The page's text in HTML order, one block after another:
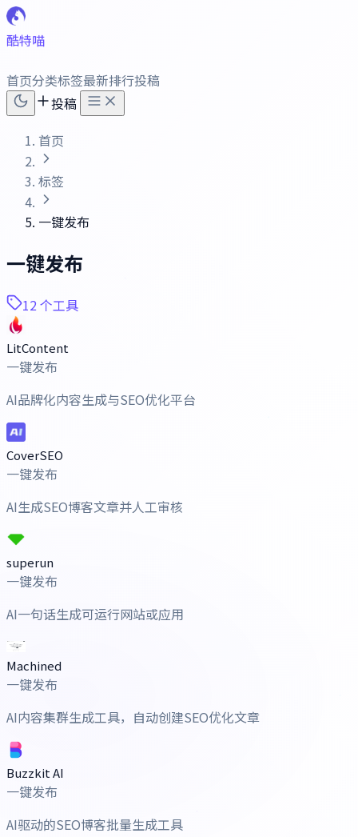
酷特喵
首页分类标签最新排行投稿
投稿
首页
标签
一键发布
一键发布
12 个工具
LitContent
一键发布
AI品牌化内容生成与SEO优化平台
CoverSEO
一键发布
AI生成SEO博客文章并人工审核
superun
一键发布
AI一句话生成可运行网站或应用
Machined
一键发布
AI内容集群生成工具，自动创建SEO优化文章
Buzzkit AI
一键发布
AI驱动的SEO博客批量生成工具